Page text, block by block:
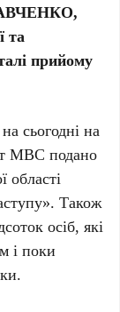
та
прийому
сьогодні на
МВС подано
області
Також
осіб, які
і поки